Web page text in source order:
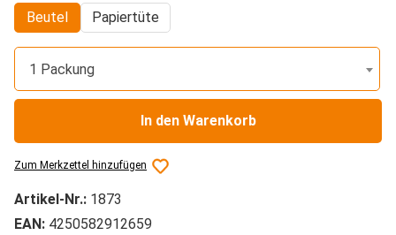
Beutel
Papiertüte
1 Packung
In den Warenkorb
Zum Merkzettel hinzufügen
Artikel-Nr.: 1873
EAN: 4250582912659